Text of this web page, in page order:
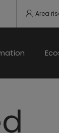
Area